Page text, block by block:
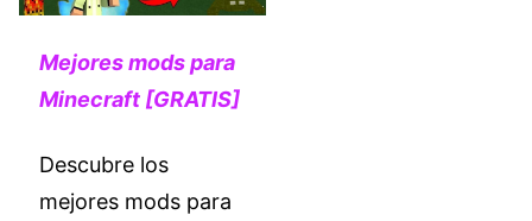
Mejores mods para
Minecraft [GRATIS]
Descubre los
mejores mods para